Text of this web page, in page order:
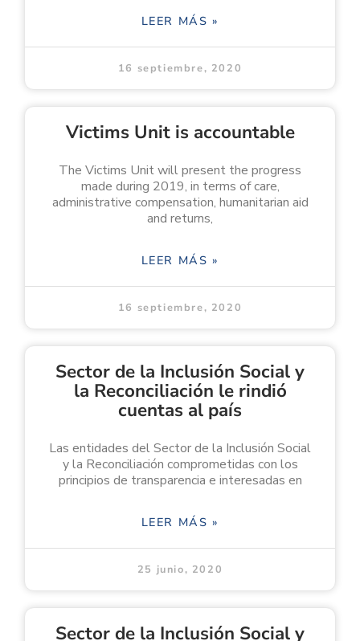
LEER MÁS »
16 septiembre, 2020
Victims Unit is accountable
The Victims Unit will present the progress
made during 2019, in terms of care,
administrative compensation, humanitarian aid
and returns,
LEER MÁS »
16 septiembre, 2020
Sector de la Inclusión Social y
la Reconciliación le rindió
cuentas al país
Las entidades del Sector de la Inclusión Social
y la Reconciliación comprometidas con los
principios de transparencia e interesadas en
LEER MÁS »
25 junio, 2020
Sector de la Inclusión Social y